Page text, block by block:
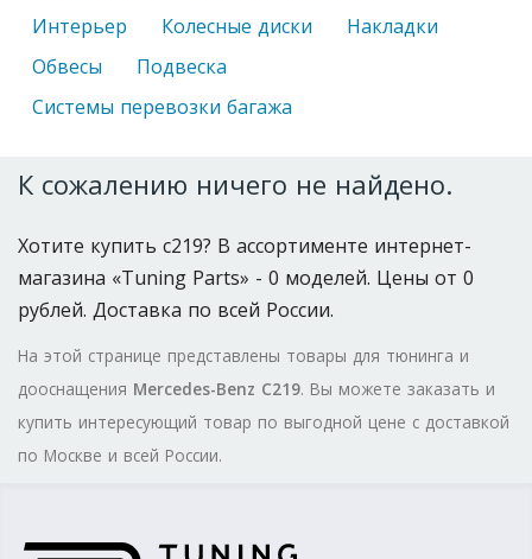
Интерьер
Колесные диски
Накладки
Обвесы
Подвеска
Системы перевозки багажа
К сожалению ничего не найдено.
Хотите купить c219? В ассортименте интернет-
магазина «Tuning Parts» - 0 моделей. Цены от 0
рублей. Доставка по всей России.
На этой странице представлены товары для тюнинга и
дооснащения Mercedes-Benz C219. Вы можете заказать и
купить интересующий товар по выгодной цене с доставкой
по Москве и всей России.